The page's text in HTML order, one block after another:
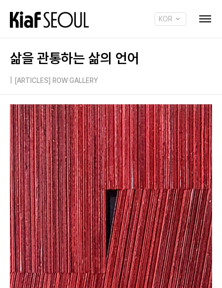
KOR
삶을 관통하는 삶의 언어
[ARTICLES] ROW GALLERY